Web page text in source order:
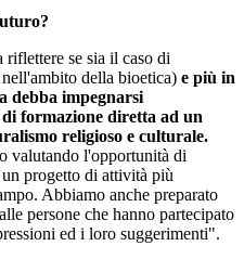
se sia il caso di
della bioetica) e più in
debba impegnarsi
formazione diretta ad un
religioso e culturale.
valutando l'opportunità di
progetto di attività più
Abbiamo anche preparato
persone che hanno partecipato
ed i loro suggerimenti".